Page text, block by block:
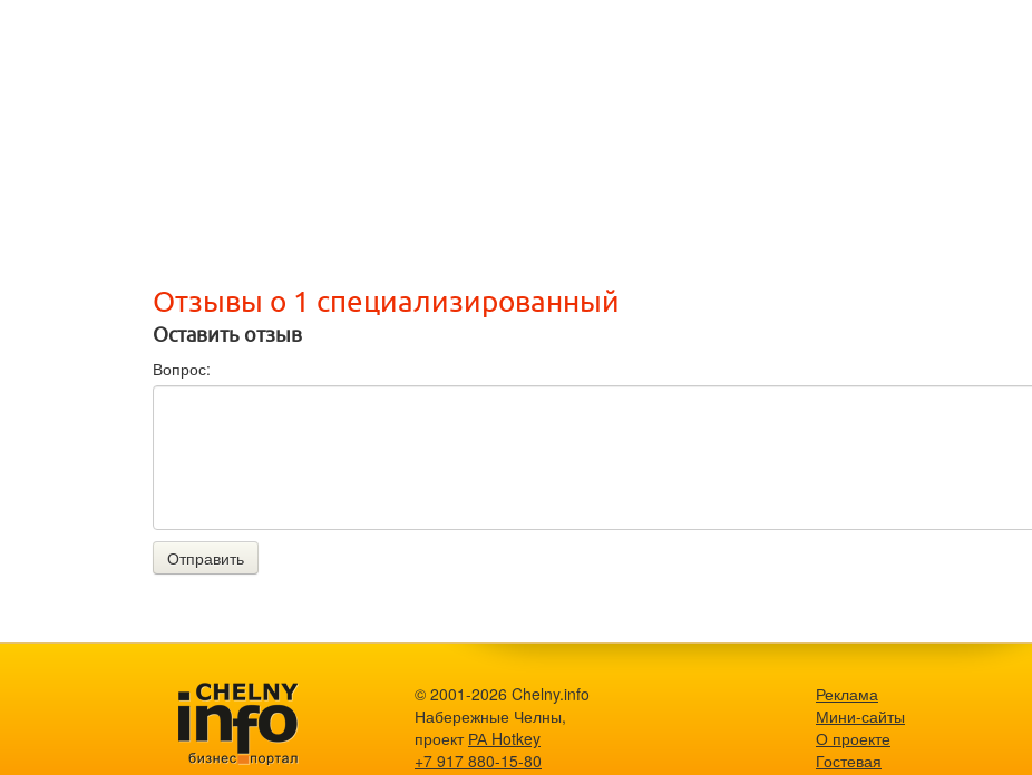
Отзывы о 1 специализированный
Оставить отзыв
Вопрос:
Отправить
© 2001-2026 Chelny.info
Набережные Челны,
проект РА Hotkey
+7 917 880-15-80
Реклама
Мини-сайты
О проекте
Гостевая